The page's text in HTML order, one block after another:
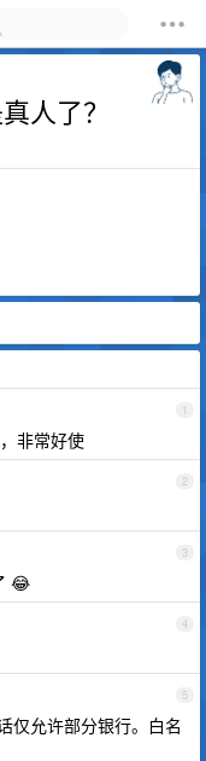
人了？
1
非常好使
2
3
😂
4
5
仅允许部分银行。白名